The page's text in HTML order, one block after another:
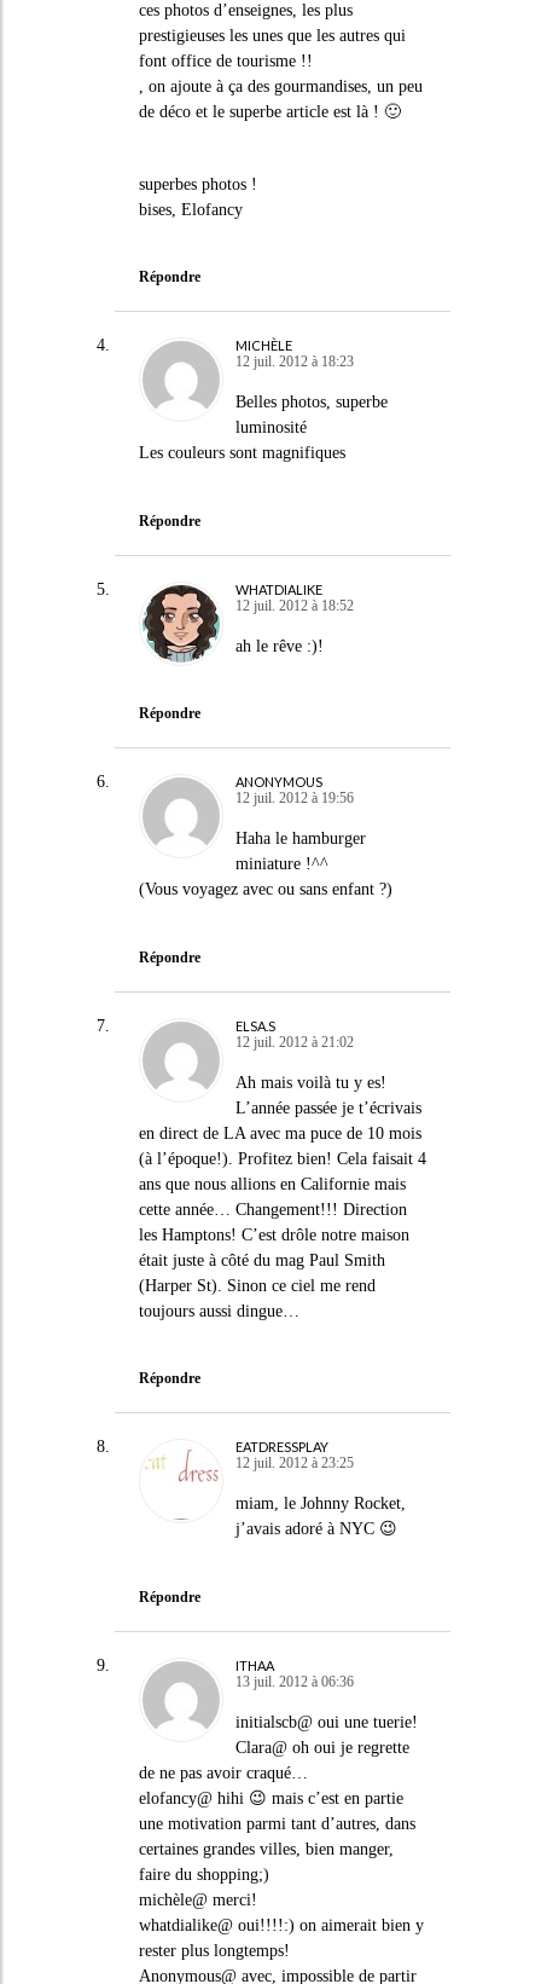
ces photos d’enseignes, les plus
prestigieuses les unes que les autres qui
font office de tourisme !!
, on ajoute à ça des gourmandises, un peu
de déco et le superbe article est là ! 🙂
superbes photos !
bises, Elofancy
Répondre
MICHÈLE
12 juil. 2012 à 18:23
Belles photos, superbe
luminosité
Les couleurs sont magnifiques
Répondre
WHATDIALIKE
12 juil. 2012 à 18:52
ah le rêve :)!
Répondre
ANONYMOUS
12 juil. 2012 à 19:56
Haha le hamburger
miniature !^^
(Vous voyagez avec ou sans enfant ?)
Répondre
ELSA.S
12 juil. 2012 à 21:02
Ah mais voilà tu y es!
L’année passée je t’écrivais
en direct de LA avec ma puce de 10 mois
(à l’époque!). Profitez bien! Cela faisait 4
ans que nous allions en Californie mais
cette année… Changement!!! Direction
les Hamptons! C’est drôle notre maison
était juste à côté du mag Paul Smith
(Harper St). Sinon ce ciel me rend
toujours aussi dingue…
Répondre
EATDRESSPLAY
12 juil. 2012 à 23:25
miam, le Johnny Rocket,
j’avais adoré à NYC 😉
Répondre
ITHAA
13 juil. 2012 à 06:36
initialscb@ oui une tuerie!
Clara@ oh oui je regrette
de ne pas avoir craqué…
elofancy@ hihi 😉 mais c’est en partie
une motivation parmi tant d’autres, dans
certaines grandes villes, bien manger,
faire du shopping;)
michèle@ merci!
whatdialike@ oui!!!!:) on aimerait bien y
rester plus longtemps!
Anonymous@ avec, impossible de partir